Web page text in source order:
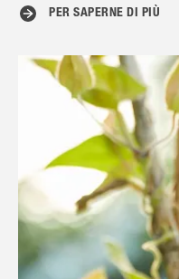
PER SAPERNE DI PIÙ